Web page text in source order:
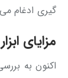
گیری ادغام
مزایای ابزار BAM چیست؟
اکنون به